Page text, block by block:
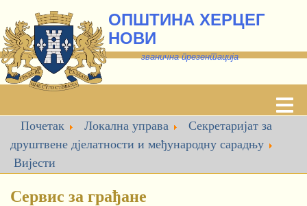
ОПШТИНА ХЕРЦЕГ
НОВИ
званична презентација
Почетак Локална управа
Секретаријат за
друштвене дјелатности и међународну сарадњу
Вијести
Сервис за грађане